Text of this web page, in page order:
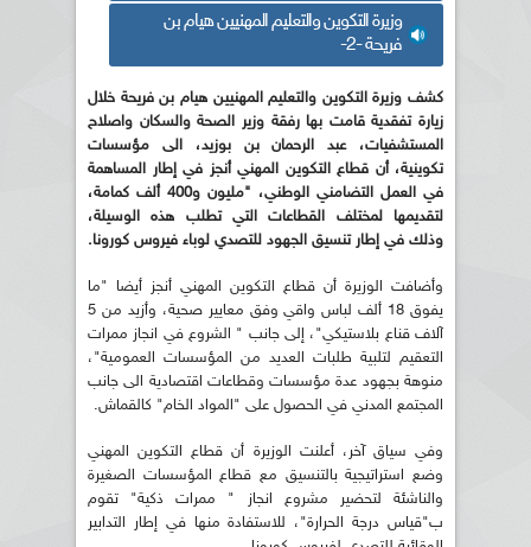
وزيرة التكوين والتعليم المهنيين هيام بن
فريحة -2-
كشف وزيرة التكوين والتعليم المهنيين هيام بن فريحة خلال
زيارة تفقدية قامت بها رفقة وزير الصحة والسكان واصلاح
المستشفيات، عبد الرحمان بن بوزيد، الى مؤسسات
تكوينية، أن قطاع التكوين المهني أنجز في إطار المساهمة
في العمل التضامني الوطني، "مليون و400 ألف كمامة،
لتقديمها لمختلف القطاعات التي تطلب هذه الوسيلة،
وذلك في إطار تنسيق الجهود للتصدي لوباء فيروس كورونا.
وأضافت الوزيرة أن قطاع التكوين المهني أنجز أيضا "ما
يفوق 18 ألف لباس واقي وفق معايير صحية، وأزيد من 5
آلاف قناع بلاستيكي"، إلى جانب " الشروع في انجاز ممرات
التعقيم لتلبية طلبات العديد من المؤسسات العمومية"،
منوهة بجهود عدة مؤسسات وقطاعات اقتصادية الى جانب
المجتمع المدني في الحصول على "المواد الخام" كالقماش.
وفي سياق آخر، أعلنت الوزيرة أن قطاع التكوين المهني
وضع استراتيجية بالتنسيق مع قطاع المؤسسات الصغيرة
والناشئة لتحضير مشروع انجاز " ممرات ذكية" تقوم
ب"قياس درجة الحرارة"، للاستفادة منها في إطار التدابير